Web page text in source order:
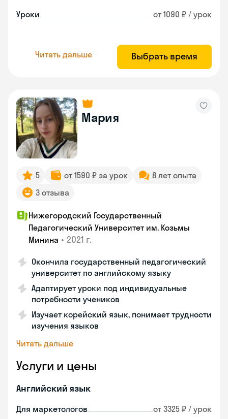
Уроки от 1090 ₽ / урок
Читать дальше Выбрать время
Мария
5 от 1590 ₽ за урок
8 лет опыта
3 отзыва
Нижегородский Государственный
Педагогический Университет им. Козьмы
Минина • 2021 г.
Окончила государственный педагогический
университет по английскому языку
Адаптирует уроки под индивидуальные
потребности учеников
Изучает корейский язык, понимает трудности
изучения языков
Читать дальше
Услуги и цены
Английский язык
Для маркетологов от 3325 ₽ / урок